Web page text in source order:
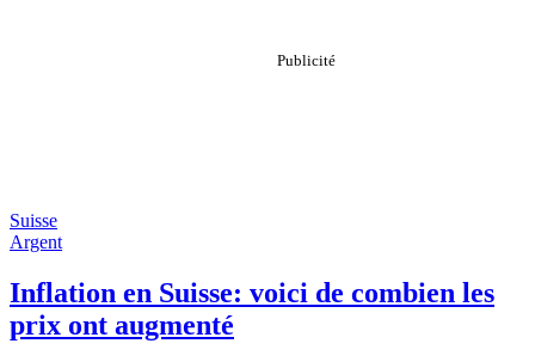
Suisse
Argent
Inflation en Suisse: voici de combien les
prix ont augmenté